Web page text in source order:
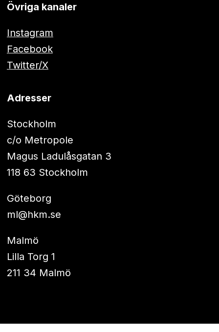
Övriga kanaler
Instagram
Facebook
Twitter/X
Adresser
Stockholm
c/o Metropole
Magus Ladulåsgatan 3
118 63 Stockholm
Göteborg
ml@hkm.se
Malmö
Lilla Torg 1
211 34 Malmö